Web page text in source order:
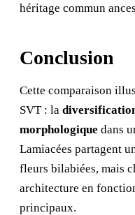
héritage commun
Conclusion
Cette comparaison
SVT : la
morphologique dans
Lamiacées partagent
fleurs bilabiées, mais
architecture en
principaux.